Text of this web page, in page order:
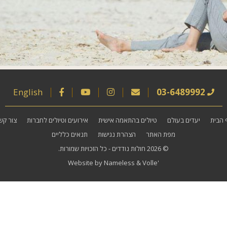
03-6489992
English
הבית יעדים בעולם טיולים בהתאמה אישית אירועים וטיולים לחברות
צור
מפת האתר
הצהרת נגישות
תנאים כלליים
© 2026
חולות נודדים - כל הזכויות שמורות.
Website by Nameless &Volle'